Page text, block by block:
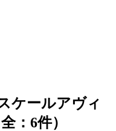
ケールアヴィ
：6件）